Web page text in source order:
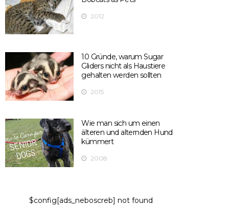
2012
10 Gründe, warum Sugar
Gliders nicht als Haustiere
gehalten werden sollten
2015
Wie man sich um einen
älteren und alternden Hund
kümmert
2008
$config[ads_neboscreb] not found